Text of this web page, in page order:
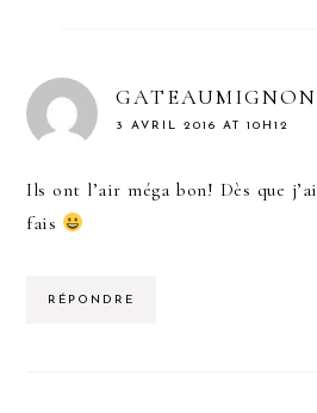
GATEAUMIGNON
3 AVRIL 2016 AT 10H12
Ils ont l’air méga bon! Dès que
fais
RÉPONDRE